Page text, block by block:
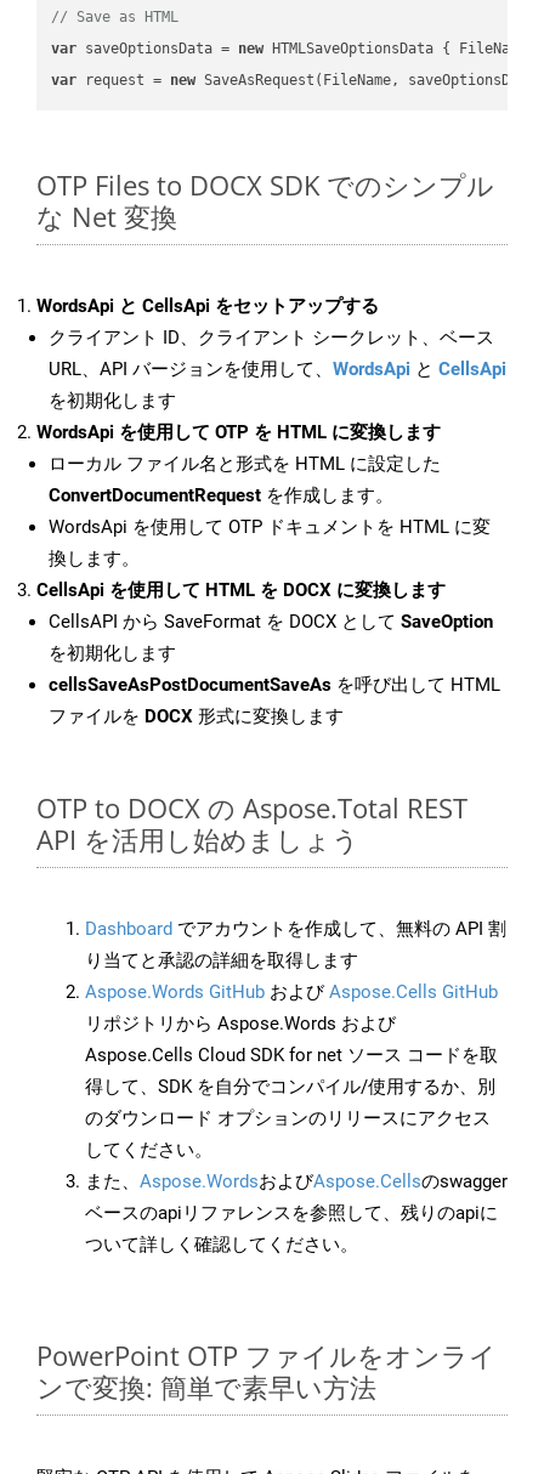
// Save as HTML
var saveOptionsData = new HTMLSaveOptionsData { FileName
var request = new
OTP Files to DOCX SDK でのシンプル
な Net 変換
WordsApi と CellsApi をセットアップする
クライアント ID、クライアント シークレット、ベース
URL、API バージョンを使用して、 WordsApi と CellsApi
を初期化します
WordsApi を使用して OTP を HTML に変換します
ローカル ファイル名と形式を HTML に設定した
ConvertDocumentRequest を作成します。
WordsApi を使用して OTP ドキュメントを HTML に変
換します。
CellsApi を使用して HTML を DOCX に変換します
CellsAPI から SaveFormat を DOCX として SaveOption
を初期化します
cellsSaveAsPostDocumentSaveAs を呼び出して HTML
ファイルを DOCX 形式に変換します
OTP to DOCX の Aspose.Total REST
API を活用し始めましょう
Dashboard でアカウントを作成して、無料の API 割
り当てと承認の詳細を取得します
Aspose.Words GitHub およびAspose.Cells GitHub
リポジトリから Aspose.Words および
Aspose.Cells Cloud SDK for net ソース コードを取
得して、SDK を自分でコンパイル/使用するか、別
のダウンロード オプションのリリースにアクセス
してください。
また、 Aspose.WordsおよびAspose.Cellsのswagger
ベースのapiリファレンスを参照して、残りのapiに
ついて詳しく確認してください。
PowerPoint OTP ファイルをオンライ
ンで変換: 簡単で素早い方法